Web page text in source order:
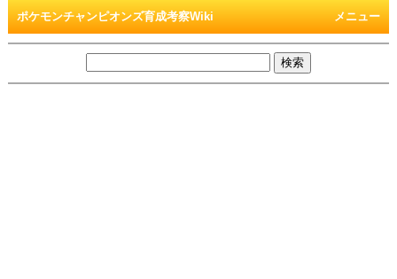
メニュー
ポケモンチャンピオンズ育成考察Wiki